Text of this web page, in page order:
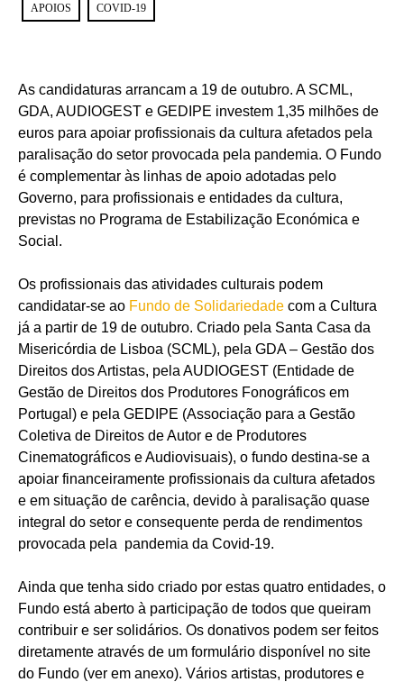
APOIOS COVID-19
As candidaturas arrancam a 19 de outubro. A SCML,
GDA, AUDIOGEST e GEDIPE investem 1,35 milhões de
euros para apoiar profissionais da cultura afetados pela
paralisação do setor provocada pela pandemia. O Fundo
é complementar às linhas de apoio adotadas pelo
Governo, para profissionais e entidades da cultura,
previstas no Programa de Estabilização Económica e
Social.
Os profissionais das atividades culturais podem
candidatar-se ao Fundo de Solidariedade com a Cultura
já a partir de 19 de outubro. Criado pela Santa Casa da
Misericórdia de Lisboa (SCML), pela GDA – Gestão dos
Direitos dos Artistas, pela AUDIOGEST (Entidade de
Gestão de Direitos dos Produtores Fonográficos em
Portugal) e pela GEDIPE (Associação para a Gestão
Coletiva de Direitos de Autor e de Produtores
Cinematográficos e Audiovisuais), o fundo destina-se a
apoiar financeiramente profissionais da cultura afetados
e em situação de carência, devido à paralisação quase
integral do setor e consequente perda de rendimentos
provocada pela pandemia da Covid-19.
Ainda que tenha sido criado por estas quatro entidades, o
Fundo está aberto à participação de todos que queiram
contribuir e ser solidários. Os donativos podem ser feitos
diretamente através de um formulário disponível no site
do Fundo (ver em anexo). Vários artistas, produtores e